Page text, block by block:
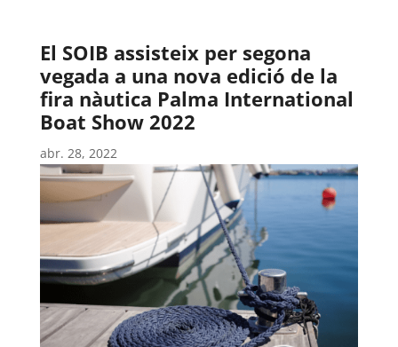
El SOIB assisteix per segona
vegada a una nova edició de la
fira nàutica Palma International
Boat Show 2022
abr. 28, 2022